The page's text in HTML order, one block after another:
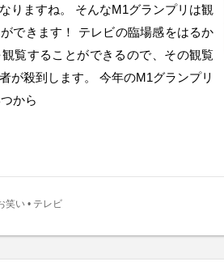
りますね。 そんなM1グランプリは観
できます！ テレビの臨場感をはるか
覧することができるので、その観覧
が殺到します。 今年のM1グランプリ
から
笑い • テレビ